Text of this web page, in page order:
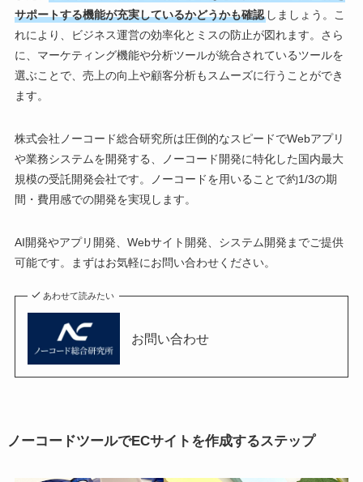
サポートする機能が充実しているかどうかも確認しましょう。こ
れにより、ビジネス運営の効率化とミスの防止が図れます。さら
に、マーケティング機能や分析ツールが統合されているツールを
選ぶことで、売上の向上や顧客分析もスムーズに行うことができ
ます。
株式会社ノーコード総合研究所は圧倒的なスピードでWebアプリ
や業務システムを開発する、ノーコード開発に特化した国内最大
規模の受託開発会社です。ノーコードを用いることで約1/3の期
間・費用感での開発を実現します。
AI開発やアプリ開発、Webサイト開発、システム開発までご提供
可能です。まずはお気軽にお問い合わせください。
あわせて読みたい
お問い合わせ
ノーコードツールでECサイトを作成するステップ